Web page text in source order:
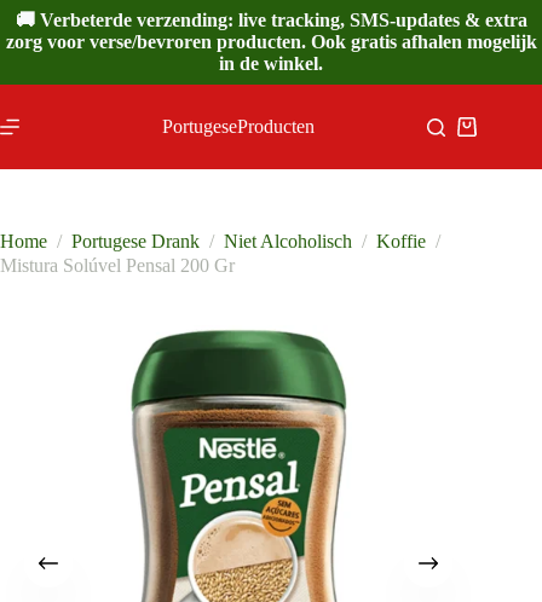
Ga
naar
de
🚚 Verbeterde verzending: live tracking, SMS-updates & extra
zorg voor verse/bevroren producten. Ook gratis afhalen mogelijk
in de winkel.
PortugeseProducten
Home / Portugese Drank / Niet Alcoholisch / Koffie /
Mistura Solúvel Pensal 200 Gr